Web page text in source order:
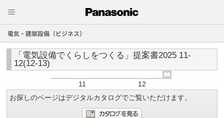
電気・建築設備（ビジネス）
「電気設備でくらしをつくる」提案書2025 11-
12(12-13)
11
12
お探しのページはデジタルカタログでご覧いただけます。